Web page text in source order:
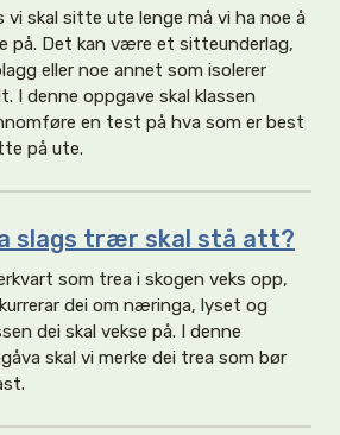
vi skal sitte ute lenge må vi ha noe å
på. Det kan være et sitteunderlag,
eller noe annet som isolerer
I denne oppgave skal klassen
en test på hva som er best
på ute.
slags trær skal stå att?
som trea i skogen veks opp,
dei om næringa, lyset og
dei skal vekse på. I denne
skal vi merke dei trea som bør